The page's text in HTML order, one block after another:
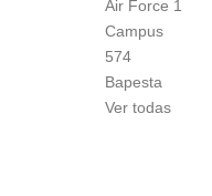
Air Force 1
Campus
574
Bapesta
Ver todas